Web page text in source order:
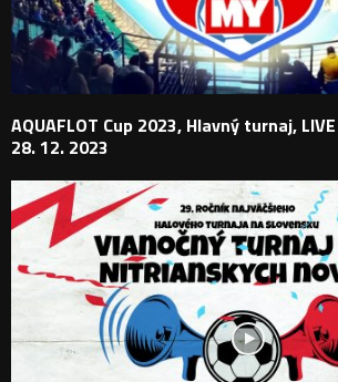
AQUAFLOT Cup 2023, Hlavný turnaj,
28. 12. 2023